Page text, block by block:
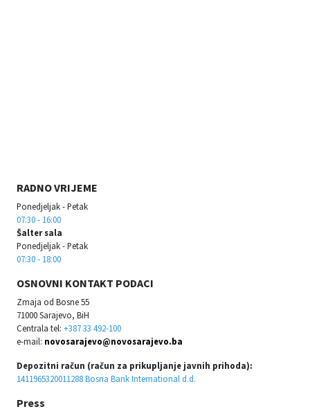
RADNO VRIJEME
Ponedjeljak - Petak
07:30 - 16:00
Šalter sala
Ponedjeljak - Petak
07:30 - 18:00
OSNOVNI KONTAKT PODACI
Zmaja od Bosne 55
71000 Sarajevo, BiH
Centrala tel: +387 33 492-100
e-mail: novosarajevo@novosarajevo.ba
Depozitni račun (račun za prikupljanje javnih prihoda):
1411965320011288 Bosna Bank International d.d.
Press